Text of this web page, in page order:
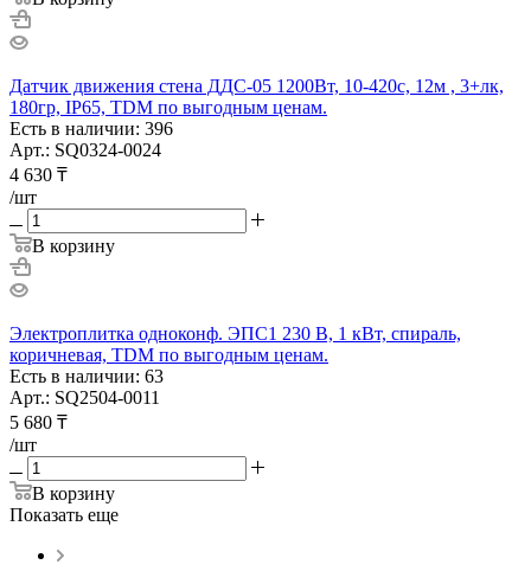
Датчик движения стена ДДС-05 1200Вт, 10-420с, 12м , 3+лк,
180гр, IP65, TDM по выгодным ценам.
Есть в наличии: 396
Арт.: SQ0324-0024
4 630 ₸
/шт
В корзину
Электроплитка одноконф. ЭПС1 230 В, 1 кВт, спираль,
коричневая, TDM по выгодным ценам.
Есть в наличии: 63
Арт.: SQ2504-0011
5 680 ₸
/шт
В корзину
Показать еще